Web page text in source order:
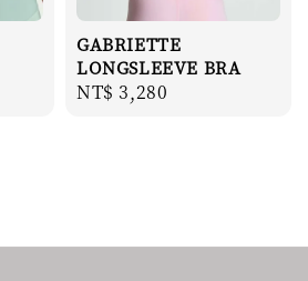
GABRIETTE
LONGSLEEVE BRA
Regular
NT$ 3,280